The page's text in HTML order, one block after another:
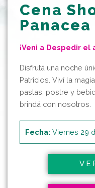
Cena
¡Veni a Despedir
Disfrutá una noche
Patricios. Viví la
pastas, postre y
brindá con nosotros.
Fecha: Viernes 29